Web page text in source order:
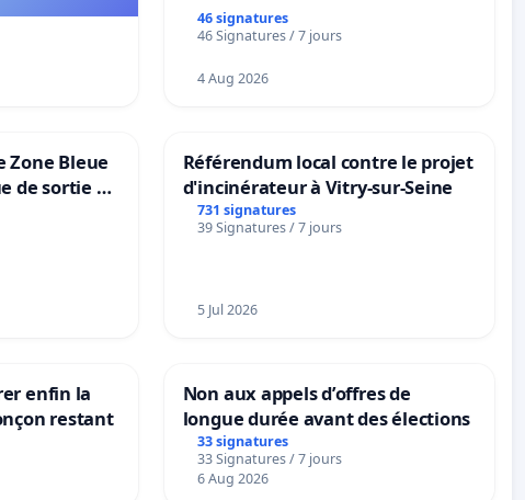
46 signatures
46 Signatures / 7 jours
4 Aug 2026
Zone Bleue
de sortie de
Référendum local contre le projet
d'incinérateur à Vitry-sur-Seine
731 signatures
39 Signatures / 7 jours
5 Jul 2026
enfin la
restant
Non aux appels d’offres de
longue durée avant des élections
33 signatures
33 Signatures / 7 jours
6 Aug 2026